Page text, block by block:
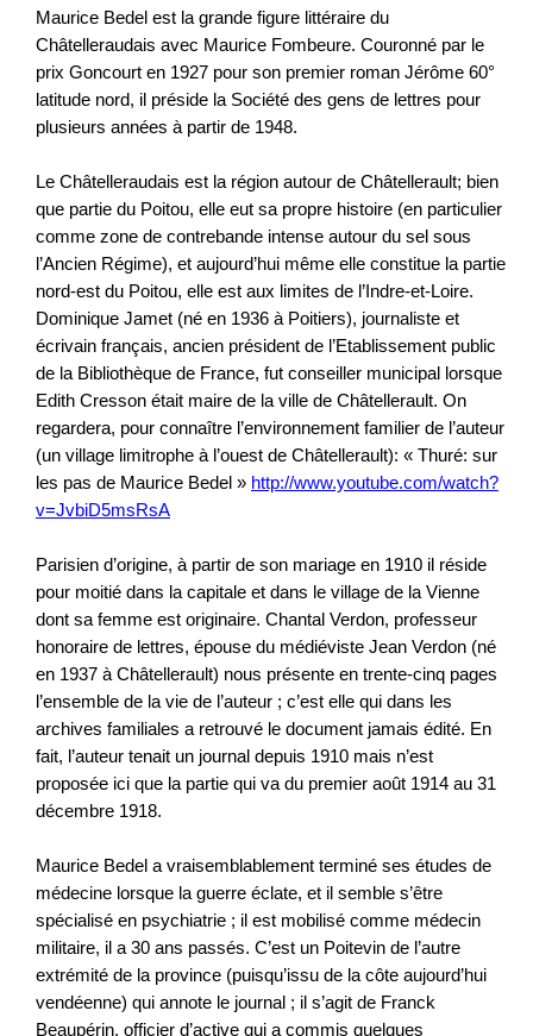
Maurice Bedel est la grande figure littéraire du
Châtelleraudais avec Maurice Fombeure. Couronné par le
prix Goncourt en 1927 pour son premier roman Jérôme 60°
latitude nord, il préside la Société des gens de lettres pour
plusieurs années à partir de 1948.
Le Châtelleraudais est la région autour de Châtellerault; bien
que partie du Poitou, elle eut sa propre histoire (en particulier
comme zone de contrebande intense autour du sel sous
l’Ancien Régime), et aujourd’hui même elle constitue la partie
nord-est du Poitou, elle est aux limites de l’Indre-et-Loire.
Dominique Jamet (né en 1936 à Poitiers), journaliste et
écrivain français, ancien président de l’Etablissement public
de la Bibliothèque de France, fut conseiller municipal lorsque
Edith Cresson était maire de la ville de Châtellerault. On
regardera, pour connaître l’environnement familier de l’auteur
(un village limitrophe à l’ouest de Châtellerault): « Thuré: sur
les pas de Maurice Bedel » http://www.youtube.com/watch?
v=JvbiD5msRsA
Parisien d’origine, à partir de son mariage en 1910 il réside
pour moitié dans la capitale et dans le village de la Vienne
dont sa femme est originaire. Chantal Verdon, professeur
honoraire de lettres, épouse du médiéviste Jean Verdon (né
en 1937 à Châtellerault) nous présente en trente-cinq pages
l’ensemble de la vie de l’auteur ; c’est elle qui dans les
archives familiales a retrouvé le document jamais édité. En
fait, l’auteur tenait un journal depuis 1910 mais n’est
proposée ici que la partie qui va du premier août 1914 au 31
décembre 1918.
Maurice Bedel a vraisemblablement terminé ses études de
médecine lorsque la guerre éclate, et il semble s’être
spécialisé en psychiatrie ; il est mobilisé comme médecin
militaire, il a 30 ans passés. C’est un Poitevin de l’autre
extrémité de la province (puisqu’issu de la côte aujourd’hui
vendéenne) qui annote le journal ; il s’agit de Franck
Beaupérin, officier d’active qui a commis quelques